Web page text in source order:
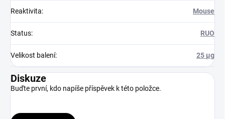
Reaktivita: Mouse
Status: RUO
Velikost balení: 25 μg
Diskuze
Buďte první, kdo napíše příspěvek k této položce.